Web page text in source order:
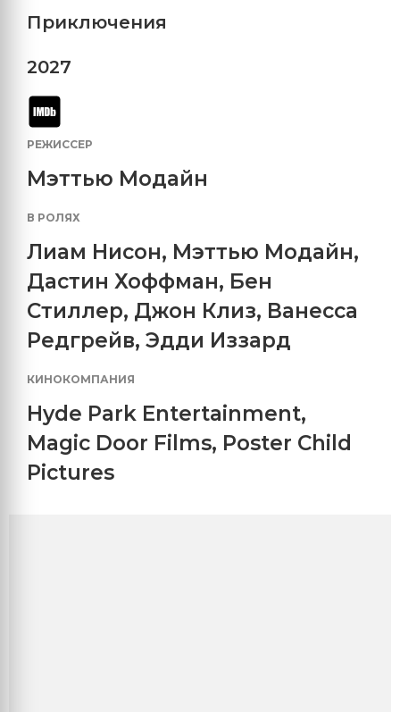
Приключения
2027
РЕЖИССЕР
Мэттью Модайн
В РОЛЯХ
Лиам Нисон, Мэттью Модайн,
Дастин Хоффман, Бен
Стиллер, Джон Клиз, Ванесса
Редгрейв, Эдди Иззард
КИНОКОМПАНИЯ
Hyde Park Entertainment,
Magic Door Films, Poster Child
Pictures